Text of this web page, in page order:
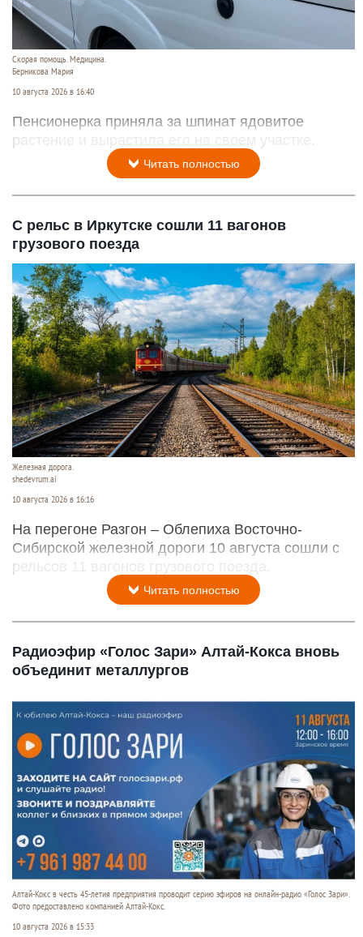
Скорая помощь. Медицина.
Берникова Мария
10 августа 2026 в 16:40
Пенсионерка приняла за шпинат ядовитое
растение и вырастила его на своем участке.
Читать полностью
С рельс в Иркутске сошли 11 вагонов
грузового поезда
Железная дорога.
shedevrum.ai
10 августа 2026 в 16:16
На перегоне Разгон – Облепиха Восточно-
Сибирской железной дороги 10 августа сошли с
рельсов 11 вагонов грузового поезда.
Читать полностью
Радиоэфир «Голос Зари» Алтай-Кокса вновь
объединит металлургов
Алтай-Кокс в честь 45-летия предприятия проводит серию эфиров на онлайн-радио «Голос Зари».
Фото предоставлено компанией Алтай-Кокс.
10 августа 2026 в 15:33